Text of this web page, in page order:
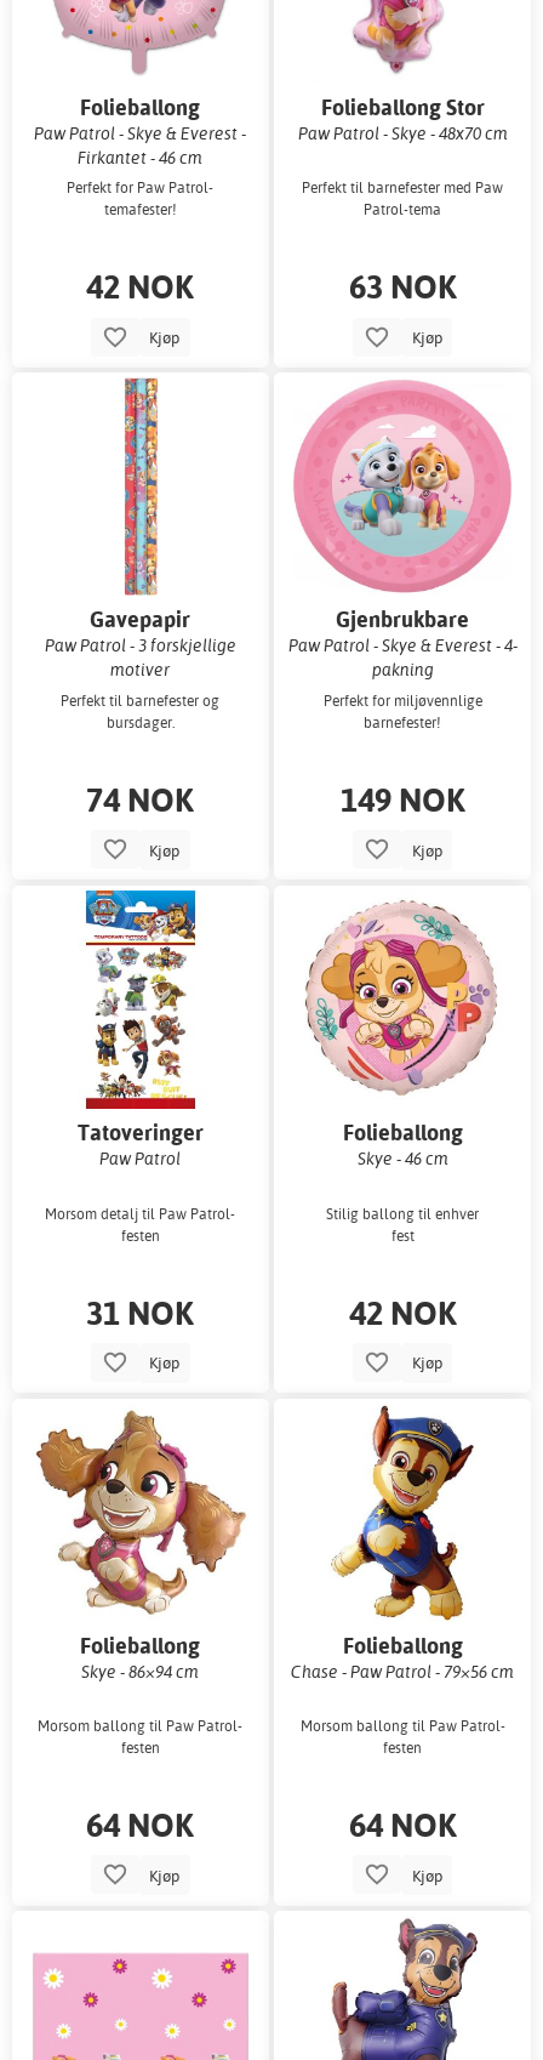
Folieballong
Paw Patrol - Skye & Everest -
Firkantet - 46 cm
Perfekt for Paw Patrol-
temafester!
42 NOK
Kjøp
Folieballong Stor
Paw Patrol - Skye - 48x70 cm
Perfekt til barnefester med Paw
Patrol-tema
63 NOK
Kjøp
Gavepapir
Paw Patrol - 3 forskjellige
motiver
Perfekt til barnefester og
bursdager.
74 NOK
Kjøp
Gjenbrukbare
tallerkener
Paw Patrol - Skye & Everest - 4-
pakning
Perfekt for miljøvennlige
barnefester!
149 NOK
Kjøp
Tatoveringer
Paw Patrol
Morsom detalj til Paw Patrol-
festen
31 NOK
Kjøp
Folieballong
Skye - 46 cm
Stilig ballong til enhver
fest
42 NOK
Kjøp
Folieballong
Skye - 86×94 cm
Morsom ballong til Paw Patrol-
festen
64 NOK
Kjøp
Folieballong
Chase - Paw Patrol - 79×56 cm
Morsom ballong til Paw Patrol-
festen
64 NOK
Kjøp